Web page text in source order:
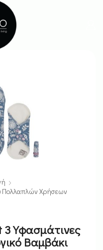
Πολλαπλών Χρήσεων
Υφασμάτινες
Βαμβάκι